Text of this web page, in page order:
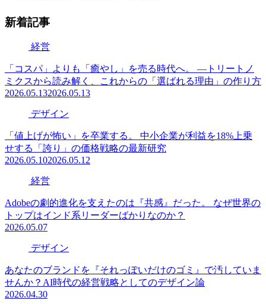
新着記事
経営
「コスパ」よりも「癒やし」を売る時代へ。 —トリートノ
ミクスから読み解く、これからの「選ばれる理由」の作り方
2026.05.132026.05.13
デザイン
「値上げが怖い」を卒業する。 中小企業が利益を18%上乗
せする「誇り」の価格戦略の最新研究
2026.05.102026.05.12
経営
Adobeの劇的進化を支えたのは『共感』だった。 なぜ世界の
トップはインド系リーダーばかりなのか？
2026.05.07
デザイン
あなたのブランドを『それっぽいだけのゴミ』で汚していま
せんか？AI時代の経営戦略としてのデザイン論
2026.04.30